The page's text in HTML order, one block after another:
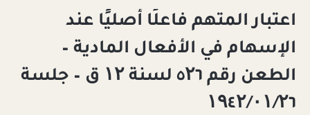
اعتبار المتهم فاعلًا أصليًا عند
الإسهام في الأفعال المادية –
الطعن رقم ٥۲٦ لسنة ۱۲ ق – جلسة
۱۹٤۲/۰۱/۲٦